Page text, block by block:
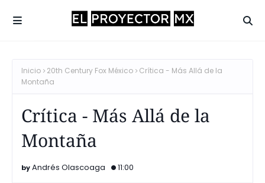
Inicio 20th Century Fox México
Crítica - Más Allá de la
Montaña
Crítica - Más Allá de la
Montaña
Andrés Olascoaga 11:00